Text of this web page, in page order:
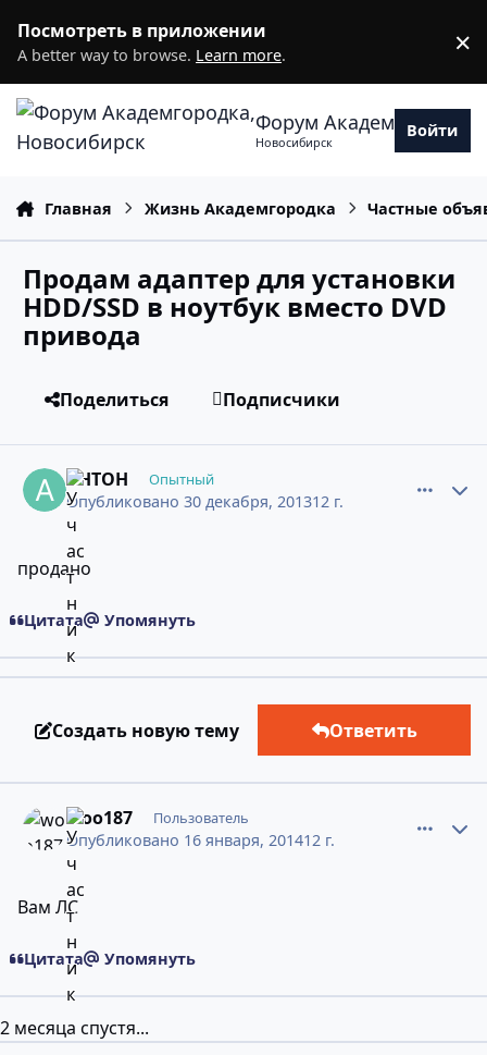
Посмотреть в приложении
A better way to browse. Learn more. ×
Форум Академгородка
Новосибирск
Войти
Главная Жизнь Академгородка Частные
Продам адаптер для установки
HDD/SSD в ноутбук вместо DVD
привода
Поделиться Подписчики
AHTOН Опытный
Опубликовано 30 декабря, 201312 г.
продано
Цитата Упомянуть
Создать новую тему Ответить
woo187 Пользователь
Опубликовано 16 января, 201412 г.
Вам ЛС
Цитата Упомянуть
2 месяца спустя...